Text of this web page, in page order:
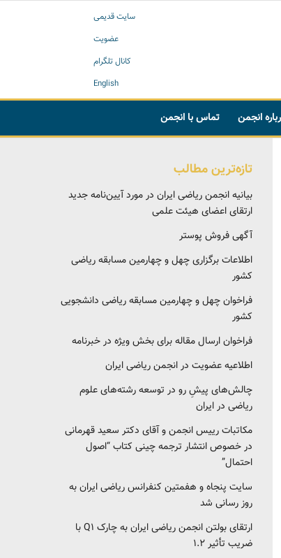
سایت قدیمی
عضویت
کانال تلگرام
English
انجمن تماس با انجمن
تازه‌ترین مطالب
بیانیه انجمن ریاضی ایران در مورد آیین‌نامه جدید
ارتقای اعضای هیئت علمی
آگهی فروش پوستر
اطلاعات برگزاری چهل و چهارمین مسابقه ریاضی
کشور
فراخوان چهل و چهارمین مسابقه ریاضی دانشجویی
کشور‎‎
فراخوان ارسال مقاله برای بخش ویژه در خبرنامه
اطلاعیه عضویت در انجمن ریاضی ایران
چالش‌های پیشِ رو در توسعه رشته‌های علوم
ریاضی در ایران
مکاتبات رییس انجمن و آقای دکتر سعید قهرمانی
در خصوص انتشار ترجمه چینی کتاب “اصول
احتمال”
سایت پنجاه و هفمتین کنفرانس ریاضی ایران به
روز رسانی شد
ارتقای بولتن انجمن ریاضی ایران به چارک Q1 با
ضریب تأثیر ۱.۲